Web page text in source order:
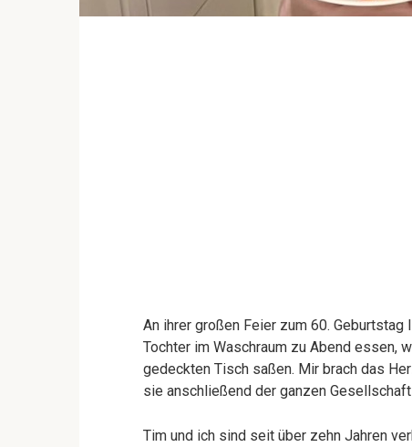
An ihrer großen Feier zum 60.
Tochter im Waschraum zu Abend essen,
gedeckten Tisch saßen. Mir brach das
sie anschließend der ganzen
Tim und ich sind seit über zehn Jahren